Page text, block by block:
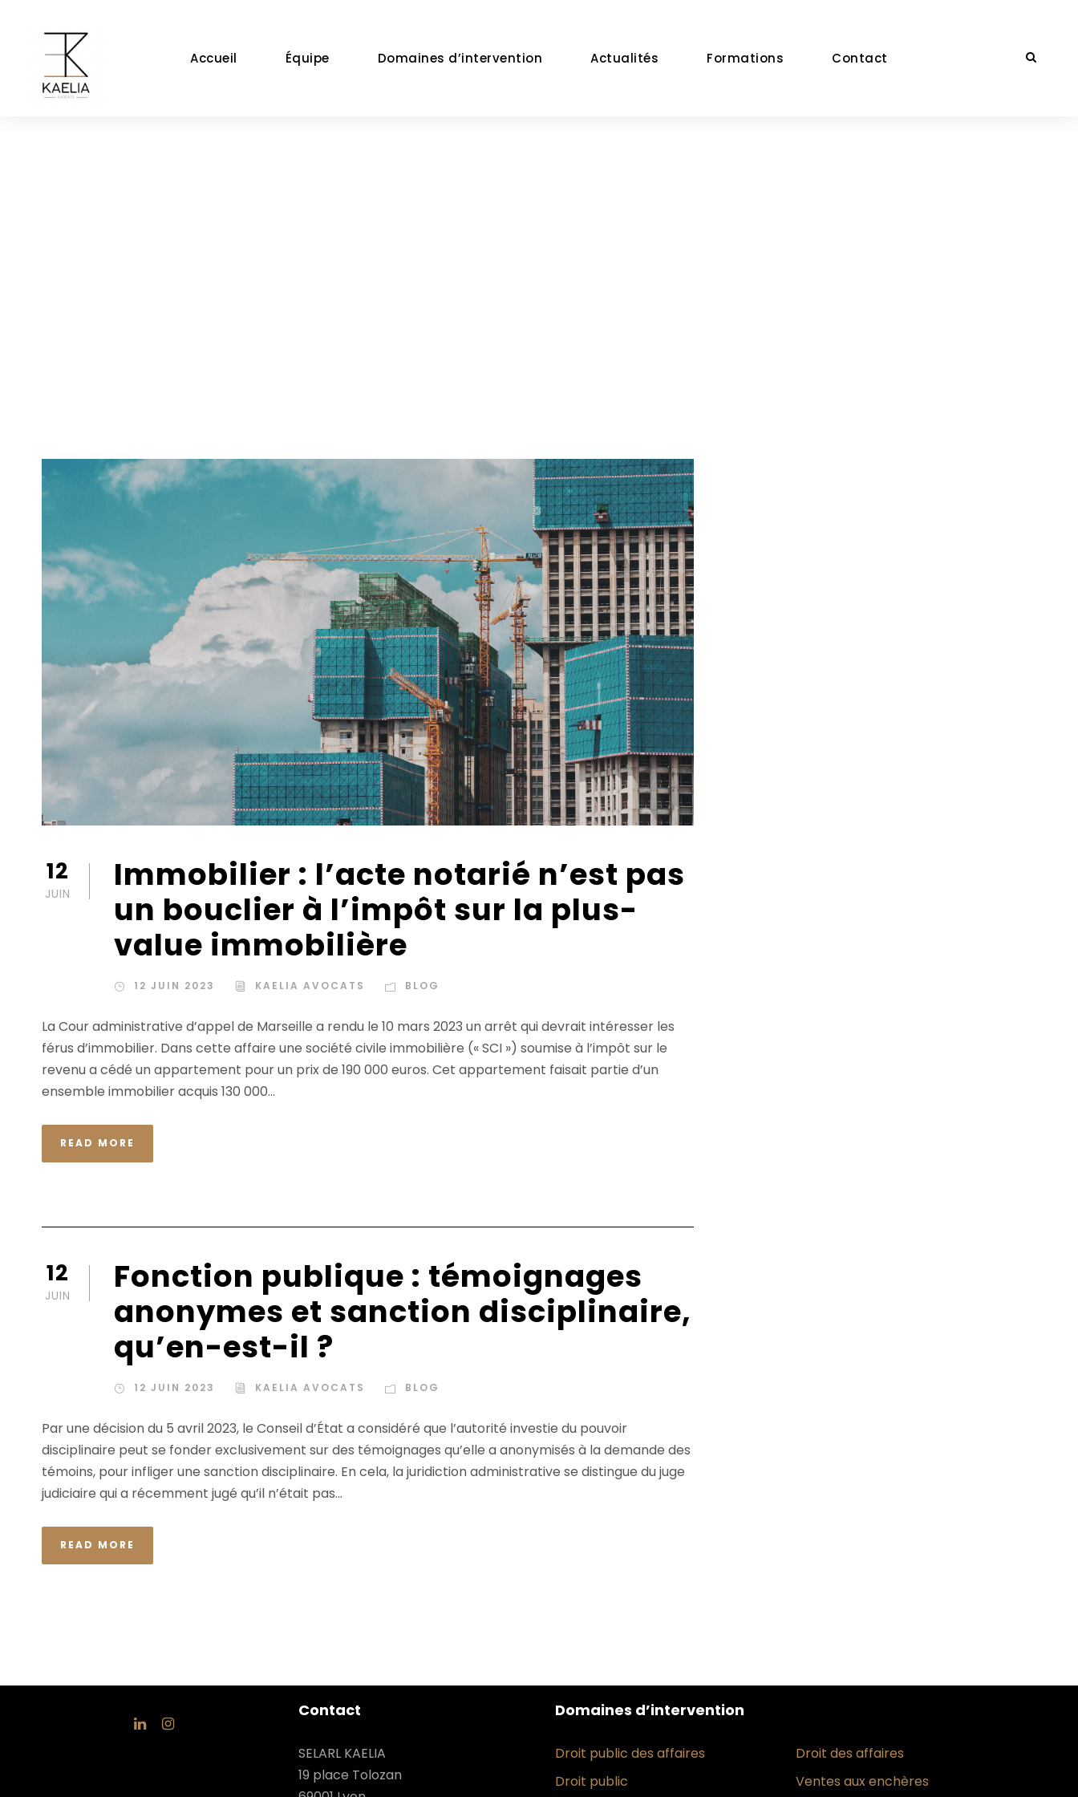
Accueil Équipe Domaines d’intervention Actualités Formations Contact
12
JUIN
Immobilier : l’acte notarié n’est pas
un bouclier à l’impôt sur la plus-
value immobilière
12 JUIN 2023 KAELIA AVOCATS BLOG
La Cour administrative d’appel de Marseille a rendu le 10 mars 2023 un arrêt qui devrait intéresser les
férus d’immobilier. Dans cette affaire une société civile immobilière (« SCI ») soumise à l’impôt sur le
revenu a cédé un appartement pour un prix de 190 000 euros. Cet appartement faisait partie d’un
ensemble immobilier acquis 130 000...
READ MORE
12
JUIN
Fonction publique : témoignages
anonymes et sanction disciplinaire,
qu’en-est-il ?
12 JUIN 2023 KAELIA AVOCATS BLOG
Par une décision du 5 avril 2023, le Conseil d’État a considéré que l’autorité investie du pouvoir
disciplinaire peut se fonder exclusivement sur des témoignages qu’elle a anonymisés à la demande des
témoins, pour infliger une sanction disciplinaire. En cela, la juridiction administrative se distingue du juge
judiciaire qui a récemment jugé qu’il n’était pas...
READ MORE
Contact
SELARL KAELIA
19 place Tolozan
Domaines d’intervention
Droit public des affaires
Droit des affaires
Droit public
Ventes aux enchères